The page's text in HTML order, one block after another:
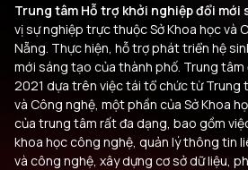
Trung tâm Hỗ trợ khởi nghiệp đổi mới
vị sự nghiệp trực thuộc Sở Khoa học và
Nẵng. Thực hiện, hỗ trợ phát triển hệ
mới sáng tạo của thành phố. Trung tâm
2021 dựa trên việc tái tổ chức từ Trung
và Công nghệ, một phần của Sở Khoa
của trung tâm rất đa dạng, bao gồm
khoa học công nghệ, quản lý thông tin
và công nghệ, xây dựng cơ sở dữ liệu,